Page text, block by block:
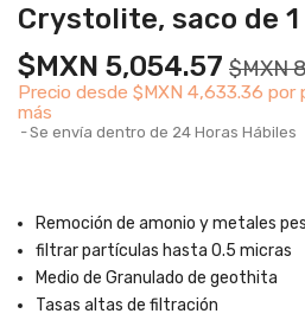
Crystolite, saco de 1
$MXN 5,054.57 $MXN
Precio desde $MXN 4,633.36 por
más
Se envía dentro de 24 Horas Hábiles
Remoción de amonio y metales
filtrar partículas hasta 0.5 micras
Medio de Granulado de geothita
Tasas altas de filtración